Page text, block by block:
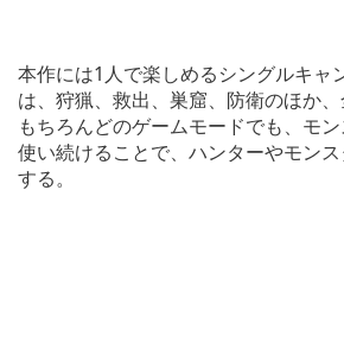
本作には1人で楽しめるシングルキ
は、狩猟、救出、巣窟、防衛のほか
もちろんどのゲームモードでも、モ
使い続けることで、ハンターやモン
する。